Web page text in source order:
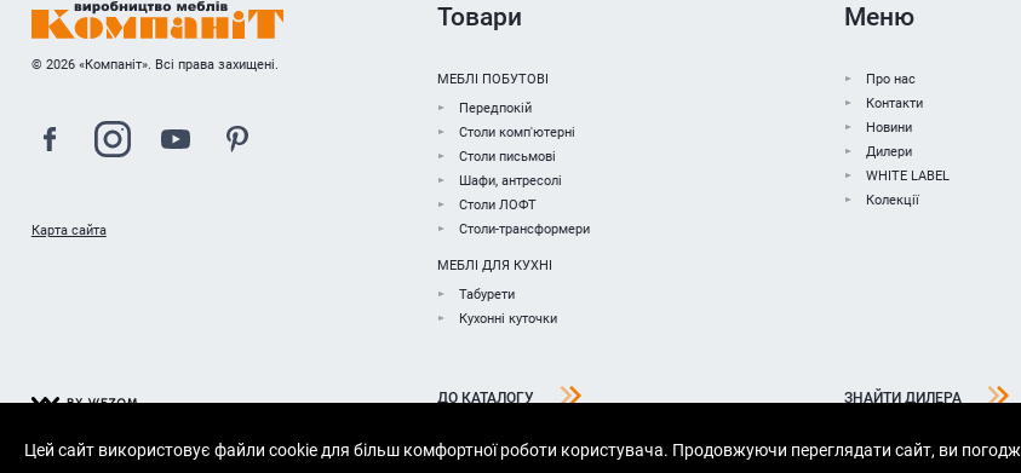
© 2026 «Компаніт». Всі права захищені.
Карта сайта
Товари
МЕБЛІ ПОБУТОВІ
Передпокій
Столи комп'ютерні
Столи письмові
Шафи, антресолі
Столи ЛОФТ
Столи-трансформери
МЕБЛІ ДЛЯ КУХНІ
Табурети
Кухонні куточки
ДО КАТАЛОГУ
Меню
Про нас
Контакти
Новини
Дилери
WHITE LABEL
Колекції
ЗНАЙТИ ДИЛЕРА
Цей сайт використовує файли cookie для більш комфортної роботи користувача. Продовжуючи переглядати сайт, ви